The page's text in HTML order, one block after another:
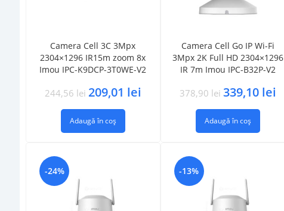
Camera Cell 3C 3Mpx
2304×1296 IR15m zoom 8x
Imou IPC-K9DCP-3T0WE-V2
244,56 lei 209,01 lei
Adaugă în coș
Camera Cell Go IP Wi-Fi
3Mpx 2K Full HD 2304×1296
IR 7m Imou IPC-B32P-V2
378,90 lei 339,10 lei
Adaugă în coș
-24% -13%